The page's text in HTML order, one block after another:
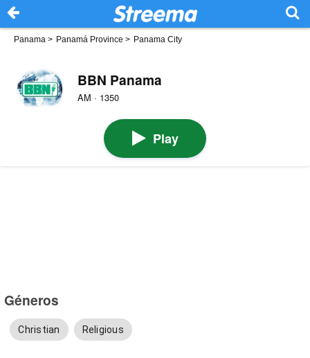
Panama > Panamá Province > Panama City
BBN Panama
AM · 1350
Play
Géneros
Christian Religious